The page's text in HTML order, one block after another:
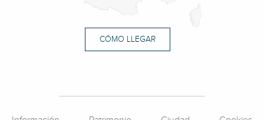
CÓMO LLEGAR